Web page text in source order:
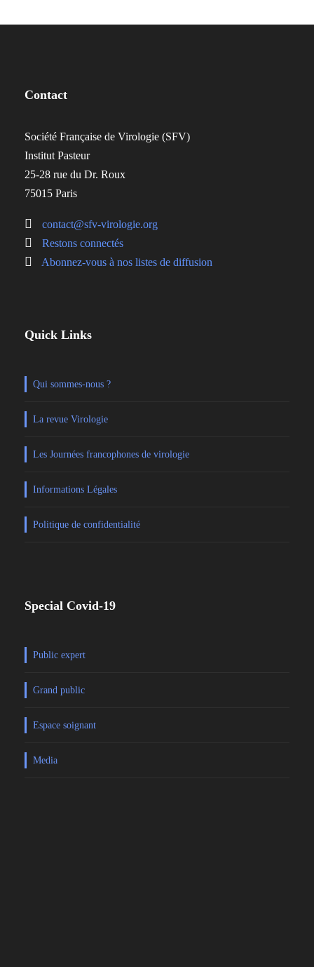
Contact
Société Française de Virologie (SFV)
Institut Pasteur
25-28 rue du Dr. Roux
75015 Paris
contact@sfv-virologie.org
Restons connectés
Abonnez-vous à nos listes de diffusion
Quick Links
Qui sommes-nous ?
La revue Virologie
Les Journées francophones de virologie
Informations Légales
Politique de confidentialité
Special Covid-19
Public expert
Grand public
Espace soignant
Media